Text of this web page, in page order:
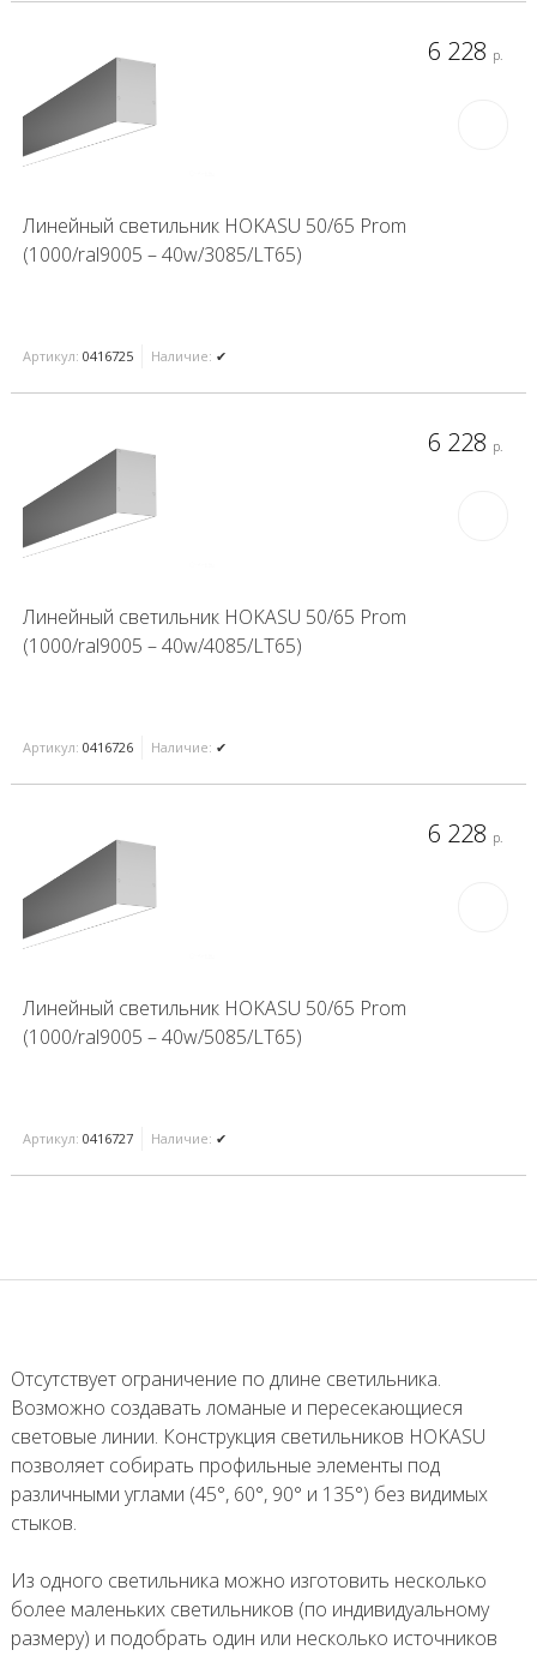
Линейный светильник HOKASU 50/65 Prom
(1000/ral9005 – 40w/3085/LT65)
Артикул: 0416725 Наличие: ✔
6 228 р.
Линейный светильник HOKASU 50/65 Prom
(1000/ral9005 – 40w/4085/LT65)
Артикул: 0416726 Наличие: ✔
6 228 р.
Линейный светильник HOKASU 50/65 Prom
(1000/ral9005 – 40w/5085/LT65)
Артикул: 0416727 Наличие: ✔
6 228 р.
Отсутствует ограничение по длине светильника.
Возможно создавать ломаные и пересекающиеся
световые линии. Конструкция светильников HOKASU
позволяет собирать профильные элементы под
различными углами (45°, 60°, 90° и 135°) без видимых
стыков.
Из одного светильника можно изготовить несколько
более маленьких светильников (по индивидуальному
размеру) и подобрать один или несколько источников